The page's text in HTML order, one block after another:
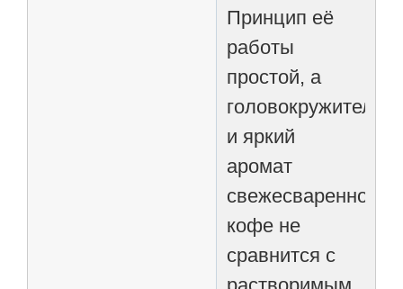
Принцип её
работы
простой, а
и яркий
аромат
свежесваренного
кофе не
сравнится с